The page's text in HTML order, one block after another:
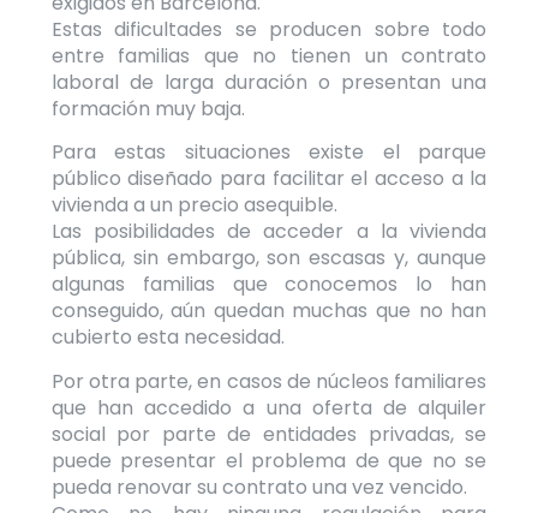
Estas dificultades se producen sobre todo
entre familias que no tienen un contrato
laboral de larga duración o presentan una
formación muy baja.
Para estas situaciones existe el parque
público diseñado para facilitar el acceso a la
vivienda a un precio asequible.
Las posibilidades de acceder a la vivienda
pública, sin embargo, son escasas y, aunque
algunas familias que conocemos lo han
conseguido, aún quedan muchas que no han
cubierto esta necesidad.
Por otra parte, en casos de núcleos familiares
que han accedido a una oferta de alquiler
social por parte de entidades privadas, se
puede presentar el problema de que no se
pueda renovar su contrato una vez vencido.